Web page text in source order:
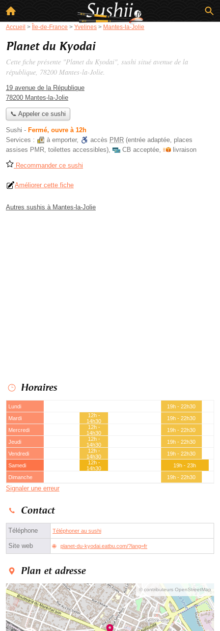
Accueil > Île-de-France > Yvelines > Mantes-la-Jolie
Planet du Kyodai
Cette fiche présente "Planet du Kyodai", sushi situé avenue de la
république, 78200 Mantes-la-Jolie.
19 avenue de la République
78200 Mantes-la-Jolie
📞 Appeler ce sushi
Sushi - Fermé, ouvre à 12h
Services :
à emporter, accès PMR (entrée adaptée, places
assises PMR, toilettes accessibles), CB acceptée, livraison
Recommander ce sushi
Améliorer cette fiche
Autres sushis à Mantes-la-Jolie
Horaires
Lundi
19h - 22h30
Mardi
12h -
14h30
19h - 22h30
Mercredi
12h -
14h30
19h - 22h30
Jeudi
12h -
14h30
19h - 22h30
Vendredi
12h -
14h30
19h - 22h30
Samedi
12h -
14h30
19h - 23h
Dimanche
19h - 22h30
Signaler une erreur
Contact
Téléphone Téléphoner au sushi
Site web planet-du-kyodai.eatbu.com/?lang=fr
Plan et adresse
© contributeurs OpenStreetMap